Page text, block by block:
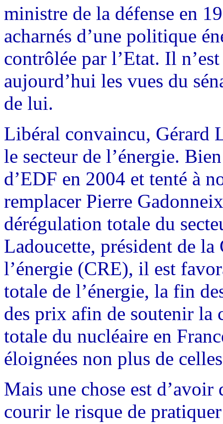
ministre de la défense en
acharnés d’une politique
contrôlée par l’Etat. Il
aujourd’hui les vues du
de lui.
Libéral convaincu, Gérard
le secteur de l’énergie.
d’EDF en 2004 et tenté à
remplacer Pierre
dérégulation totale du
Ladoucette, président de
l’énergie (CRE), il est
totale de l’énergie, la fin
des prix afin de soutenir la
totale du nucléaire en
éloignées non plus de
Mais une chose est
courir le risque de